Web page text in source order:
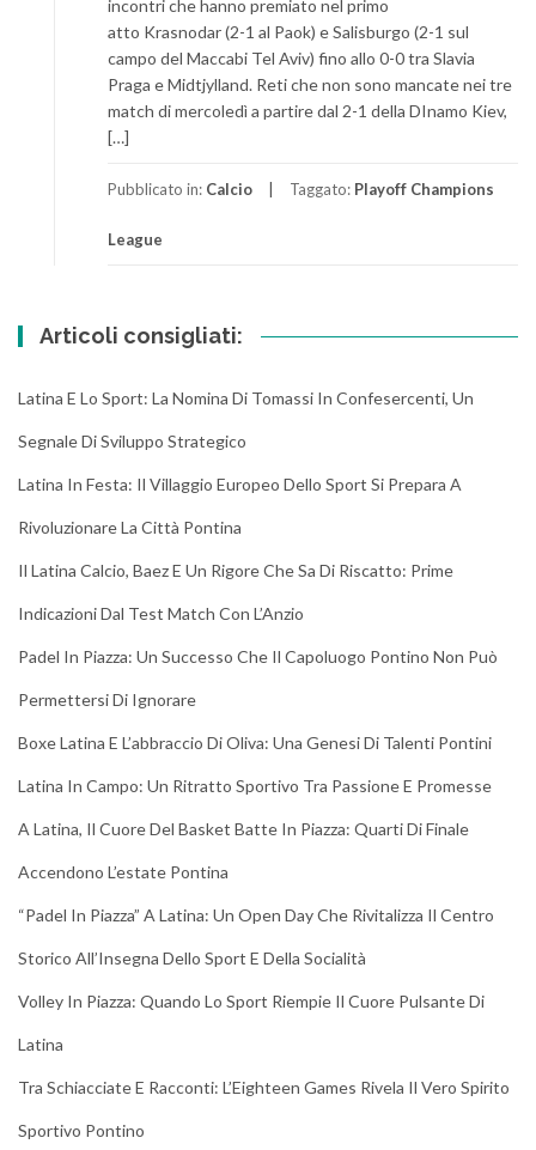
incontri che hanno premiato nel primo
atto Krasnodar (2-1 al Paok) e Salisburgo (2-1 sul
campo del Maccabi Tel Aviv) fino allo 0-0 tra Slavia
Praga e Midtjylland. Reti che non sono mancate nei tre
match di mercoledì a partire dal 2-1 della DInamo Kiev,
[…]
Pubblicato in: Calcio Taggato: Playoff Champions
League
Articoli consigliati:
Latina E Lo Sport: La Nomina Di Tomassi In Confesercenti, Un
Segnale Di Sviluppo Strategico
Latina In Festa: Il Villaggio Europeo Dello Sport Si Prepara A
Rivoluzionare La Città Pontina
Il Latina Calcio, Baez E Un Rigore Che Sa Di Riscatto: Prime
Indicazioni Dal Test Match Con L’Anzio
Padel In Piazza: Un Successo Che Il Capoluogo Pontino Non Può
Permettersi Di Ignorare
Boxe Latina E L’abbraccio Di Oliva: Una Genesi Di Talenti Pontini
Latina In Campo: Un Ritratto Sportivo Tra Passione E Promesse
A Latina, Il Cuore Del Basket Batte In Piazza: Quarti Di Finale
Accendono L’estate Pontina
“Padel In Piazza” A Latina: Un Open Day Che Rivitalizza Il Centro
Storico All’Insegna Dello Sport E Della Socialità
Volley In Piazza: Quando Lo Sport Riempie Il Cuore Pulsante Di
Latina
Tra Schiacciate E Racconti: L’Eighteen Games Rivela Il Vero Spirito
Sportivo Pontino